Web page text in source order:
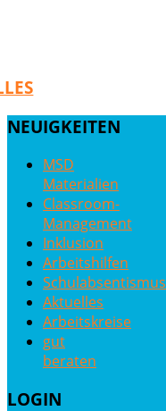
NEUIGKEITEN
MSD
Materialien
Classroom-
Management
Inklusion
Arbeitshilfen
Schulabsentismus
Aktuelles
Arbeitskreise
gut
beraten
LOGIN